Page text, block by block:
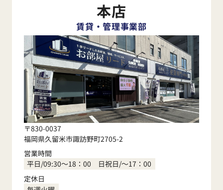
本店
賃貸・管理事業部
〒830-0037
福岡県久留米市諏訪野町2705-2
営業時間
平日/09:30～18：00 日祝日/～17：00
定休日